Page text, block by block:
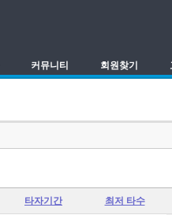
커뮤니티 회원찾기
타자기간 최저 타수